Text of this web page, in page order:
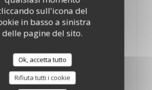
sull'icona del
in basso a sinistra
delle pagine del sito.
Ok, accetta tutto
Rifiuta tutti i cookie
Saison "Botte Secrète"
2,90 EUR
33cl
5,50 EUR
75cl
30,00 EUR
6x75cl
Carton de 6x75cl